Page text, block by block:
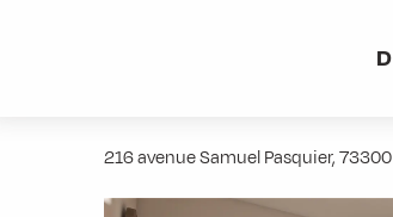
216 avenue Samuel Pasquier,